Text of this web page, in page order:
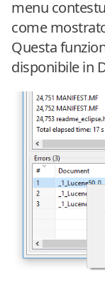
menu
come
Questa
disponibile in